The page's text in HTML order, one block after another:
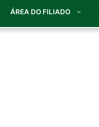
ÁREA DO FILIADO